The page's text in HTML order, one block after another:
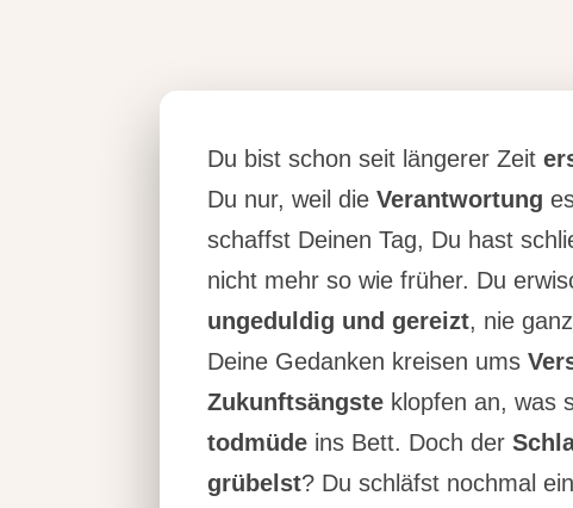
Du bist schon seit längerer Zeit
Du nur, weil dieVerantwortung
schaffst Deinen Tag, Du hast
nicht mehr so wie früher. Du
ungeduldig und gereizt, nie
Deine Gedanken kreisen ums
Zukunftsängste klopfen an, was
todmüde ins Bett. Doch der
grübelst? Du schläfst nochmal